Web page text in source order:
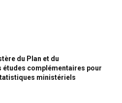
du Plan et du
études complémentaires pour
ministériels